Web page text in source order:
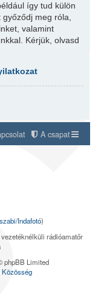
így tud külön
meg róla,
valamint
Kérjük, olvasd
A csapat
Indafotó)
rádióamatőr
phpBB Limited